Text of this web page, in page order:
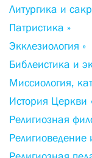
Литургика и
Патристика »
Экклезиология »
Библеистика и
Миссиология,
История Церкви
Религиозная
Религиоведение